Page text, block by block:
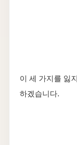
이 세 가지를 잃
하겠습니다.